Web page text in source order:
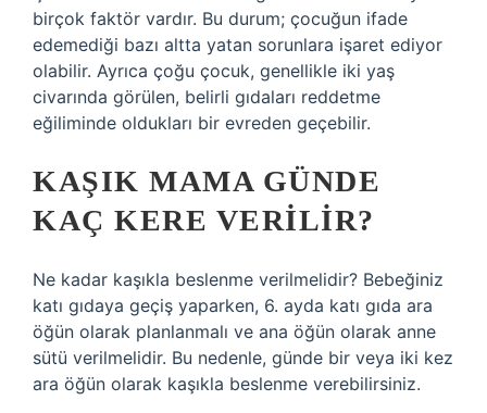
birçok faktör vardır. Bu durum; çocuğun ifade
edemediği bazı altta yatan sorunlara işaret ediyor
olabilir. Ayrıca çoğu çocuk, genellikle iki yaş
civarında görülen, belirli gıdaları reddetme
eğiliminde oldukları bir evreden geçebilir.
KAŞIK MAMA GÜNDE
KAÇ KERE VERILIR?
Ne kadar kaşıkla beslenme verilmelidir? Bebeğiniz
katı gıdaya geçiş yaparken, 6. ayda katı gıda ara
öğün olarak planlanmalı ve ana öğün olarak anne
sütü verilmelidir. Bu nedenle, günde bir veya iki kez
ara öğün olarak kaşıkla beslenme verebilirsiniz.